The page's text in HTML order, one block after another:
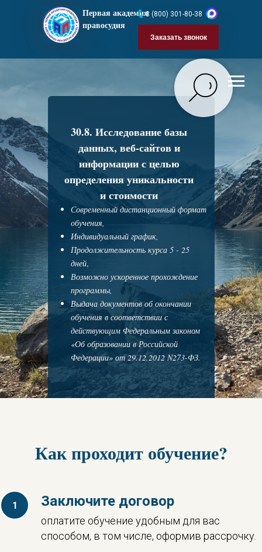
Первая академия
правосудия
Заказать звонок
8 (800) 301-80-38
30.8. Исследование базы
данных, веб-сайтов и
информации с целью
определения уникальности
и стоимости
Современный дистанционный формат
обучения,
Индивидуальный график,
Продолжительность курса 5 - 25
дней,
Возможно ускоренное прохождение
программы,
Выдача документов об окончании
обучения в соответствии с
действующим Федеральным законом
«Об образовании в Российской
Федерации» от 29.12.2012 N273-ФЗ.
Как проходит обучение?
Заключите договор
оплатите обучение удобным для вас
способом, в том числе, оформив рассрочку.